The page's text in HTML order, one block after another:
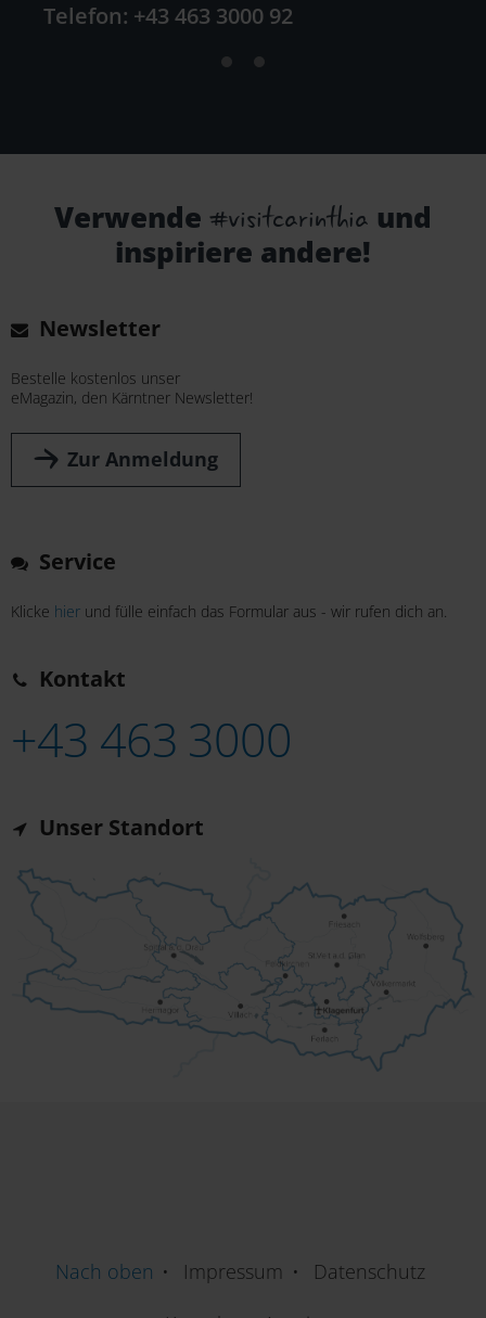
Telefon: +43 463 3000 92
Verwende #visitcarinthia und
inspiriere andere!
Newsletter
Bestelle kostenlos unser
eMagazin, den Kärntner Newsletter!
Zur Anmeldung
Service
Klicke hier und fülle einfach das Formular aus - wir rufen dich an.
Kontakt
+43 463 3000
Unser Standort
Nach oben Impressum
Datenschutz